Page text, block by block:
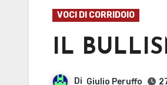
VOCI DI CORRIDOIO
IL
Di Giulio Peruffo